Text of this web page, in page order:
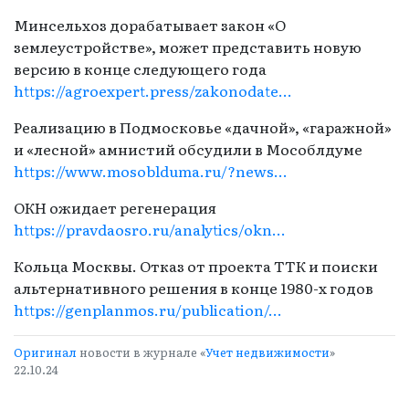
Минсельхоз дорабатывает закон «О
землеустройстве», может представить новую
версию в конце следующего года
https://agroexpert.press/zakonodate...
Реализацию в Подмосковье «дачной», «гаражной»
и «лесной» амнистий обсудили в Мособлдуме
https://www.mosoblduma.ru/?news…
ОКН ожидает регенерация
https://pravdaosro.ru/analytics/okn...
Кольца Москвы. Отказ от проекта ТТК и поиски
альтернативного решения в конце 1980-х годов
https://genplanmos.ru/publication/…
Оригинал новости в журнале «Учет недвижимости»
22.10.24